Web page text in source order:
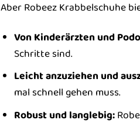
Aber Robeez Krabbelschuhe
Von Kinderärzten und
Schritte sind.
Leicht anzuziehen und
mal schnell gehen muss.
Robust und langlebig: